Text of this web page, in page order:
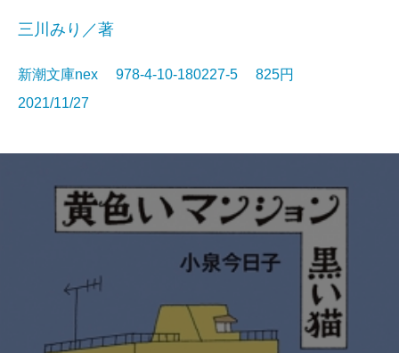
三川みり／著
新潮文庫nex 978-4-10-180227-5 825円
2021/11/27